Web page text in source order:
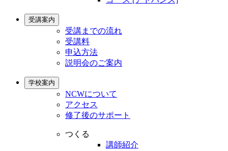
受講案内
受講までの流れ
受講料
申込方法
説明会のご案内
学校案内
NCWについて
アクセス
修了後のサポート
つくる
講師紹介